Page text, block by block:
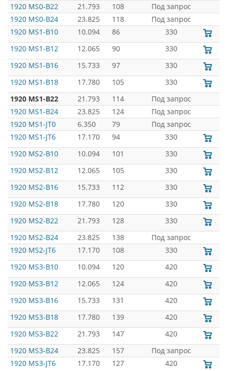
1920 MS0-B22
21.793 108
Под запрос
1920 MS0-B24
23.825 118
Под запрос
1920 MS1-B10
10.094 86
330
1920 MS1-B12
12.065 90
330
1920 MS1-B16
15.733 97
330
1920 MS1-B18
17.780 105
330
1920 MS1-B22
21.793 114
Под запрос
1920 MS1-B24
23.825 124
Под запрос
1920 MS1-JT0
6.350 79
Под запрос
1920 MS1-JT6
17.170 94
330
1920 MS2-B10
10.094 101
330
1920 MS2-B12
12.065 105
330
1920 MS2-B16
15.733 112
330
1920 MS2-B18
17.780 120
330
1920 MS2-B22
21.793 128
330
1920 MS2-B24
23.825 138
Под запрос
1920 MS2-JT6
17.170 108
330
1920 MS3-B10
10.094 120
420
1920 MS3-B12
12.065 124
420
1920 MS3-B16
15.733 131
420
1920 MS3-B18
17.780 139
420
1920 MS3-B22
21.793 147
420
1920 MS3-B24
23.825 157
Под запрос
1920 MS3-JT6
17.170 127
420